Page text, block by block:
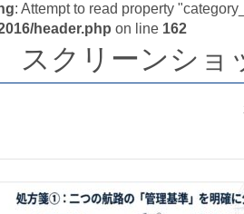
: Attempt to read property
header.php on line 162
スクリーンショ